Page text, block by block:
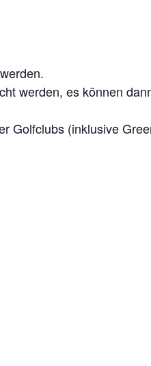
werden, es können
Golfclubs (inklusive